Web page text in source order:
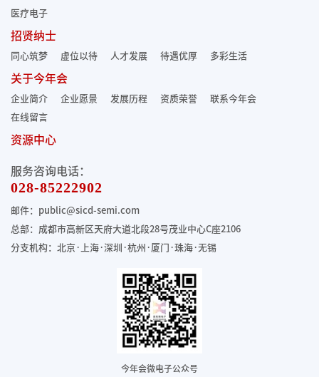
医疗电子
招贤纳士
同心筑梦 虚位以待 人才发展 待遇优厚 多彩生活
关于今年会
企业简介 企业愿景 发展历程 资质荣誉
联系今年会
在线留言
资源中心
服务咨询电话：
028-85222902
邮件：public@sicd-semi.com
总部：成都市高新区天府大道北段28号茂业中心C座2106
分支机构：北京·上海·深圳·杭州·厦门·珠海·无锡
今年会微电子公众号